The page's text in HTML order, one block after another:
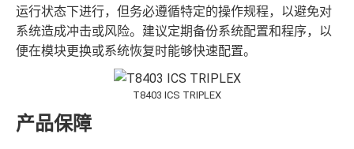
运行状态下进行，但务必遵循特定的操作规程，以避免对
系统造成冲击或风险。建议定期备份系统配置和程序，以
便在模块更换或系统恢复时能够快速配置。
T8403 ICS TRIPLEX
产品保障